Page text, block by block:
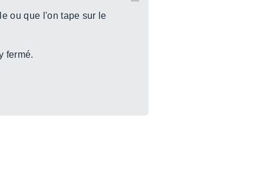
ou que l'on tape sur le
fermé.